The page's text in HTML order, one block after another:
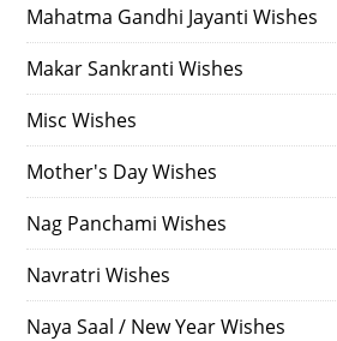
Mahatma Gandhi Jayanti Wishes
Makar Sankranti Wishes
Misc Wishes
Mother's Day Wishes
Nag Panchami Wishes
Navratri Wishes
Naya Saal / New Year Wishes